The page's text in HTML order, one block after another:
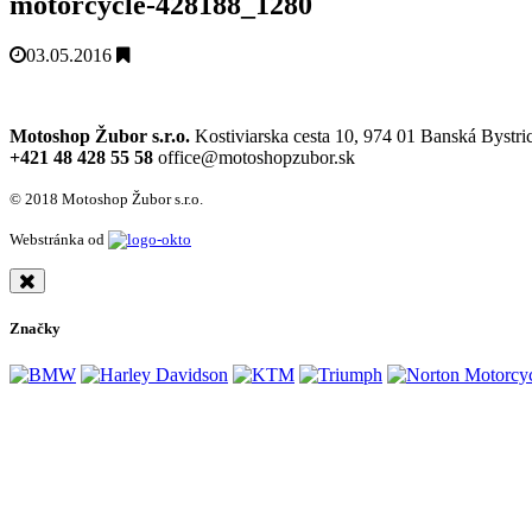
03.05.2016
Motoshop Žubor s.r.o. Kostiviarska cesta 10, 974 01 Banská
+421 48 428 55 58 office@motoshopzubor.sk
© 2018 Motoshop Žubor s.r.o.
Webstránka od
Značky